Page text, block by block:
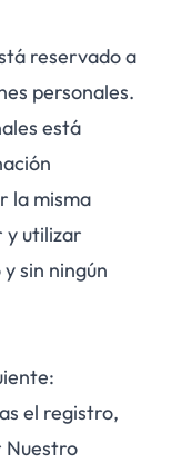
reservado a
personales.
está
la misma
y utilizar
sin ningún
el registro,
Nuestro